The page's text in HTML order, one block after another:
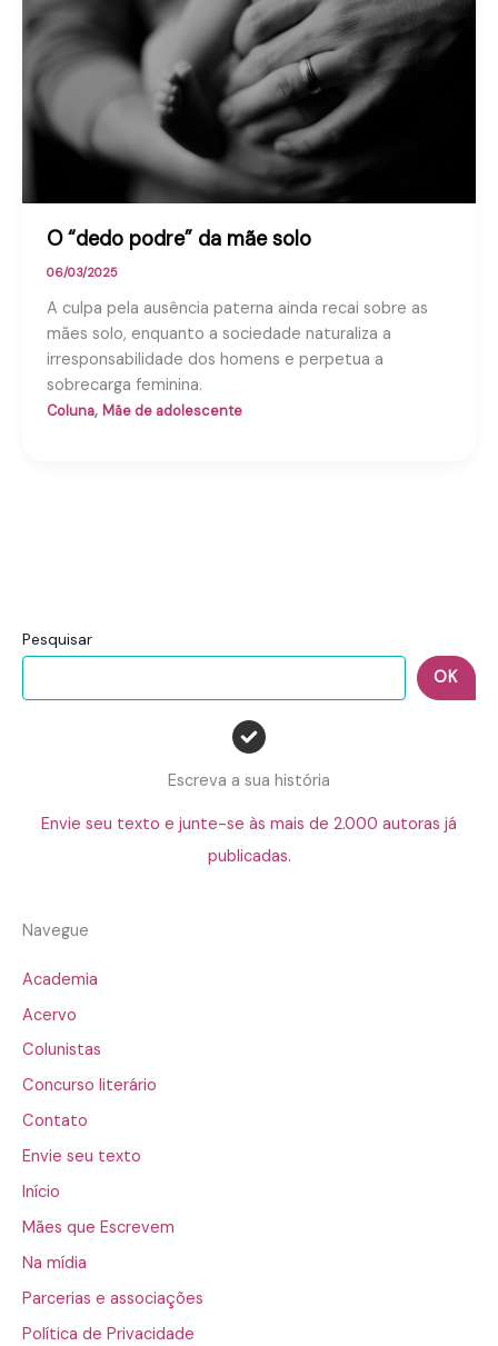
Pesquisar
OK
Escreva a sua história
Envie seu texto e junte-se às mais de 2.000 autoras já
publicadas.
Navegue
Academia
Acervo
Colunistas
Concurso literário
Contato
Envie seu texto
Início
Mães que Escrevem
Na mídia
Parcerias e associações
Política de Privacidade
O “dedo podre” da mãe solo
06/03/2025
A culpa pela ausência paterna ainda recai sobre as
mães solo, enquanto a sociedade naturaliza a
irresponsabilidade dos homens e perpetua a
sobrecarga feminina.
Coluna, Mãe de adolescente